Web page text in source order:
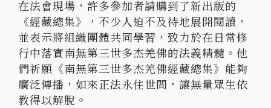
在法會現場，許多參加者請購到了新出版的
《經藏總集》，不少人迫不及待地展開閱讀，
並表示將組織團體共同學習，致力於在日常修
行中落實南無第三世多杰羌佛的法義精髓。他
們祈願《南無第三世多杰羌佛經藏總集》能夠
廣泛傳播，如來正法永住世間，讓無量眾生依
教得以解脫。